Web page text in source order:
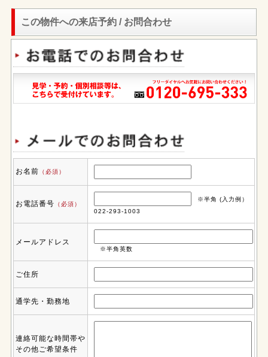
この物件への来店予約 / お問合わせ
お名前 （必須）
お電話番号 （必須）
※半角 (入力例）
022-293-1003
メールアドレス
※半角英数
ご住所
通学先・勤務地
連絡可能な時間帯や
その他ご希望条件